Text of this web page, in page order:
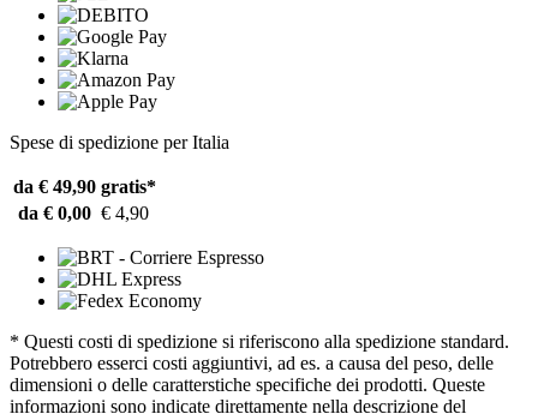
Spese di spedizione per Italia
da € 49,90 gratis*
da € 0,00 € 4,90
* Questi costi di spedizione si riferiscono alla spedizione standard.
Potrebbero esserci costi aggiuntivi, ad es. a causa del peso, delle
dimensioni o delle caratterstiche specifiche dei prodotti. Queste
informazioni sono indicate direttamente nella descrizione del